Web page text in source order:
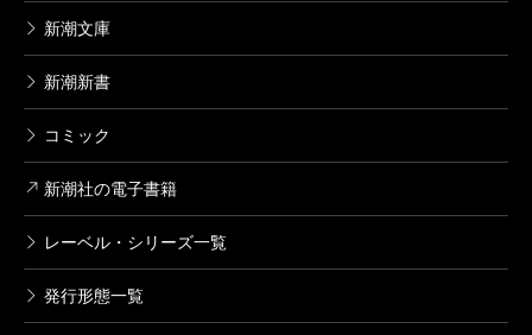
新潮文庫
新潮新書
コミック
新潮社の電子書籍
レーベル・シリーズ一覧
発行形態一覧